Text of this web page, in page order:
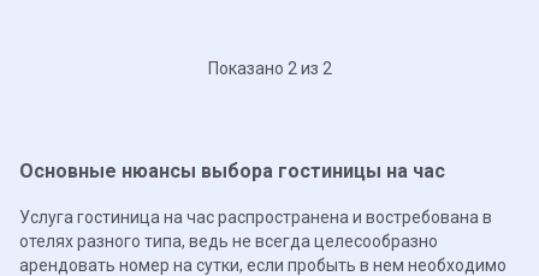
Показано 2 из 2
Основные нюансы выбора гостиницы на час
Услуга гостиница на час распространена и востребована в
отелях разного типа, ведь не всегда целесообразно
арендовать номер на сутки, если пробыть в нем необходимо